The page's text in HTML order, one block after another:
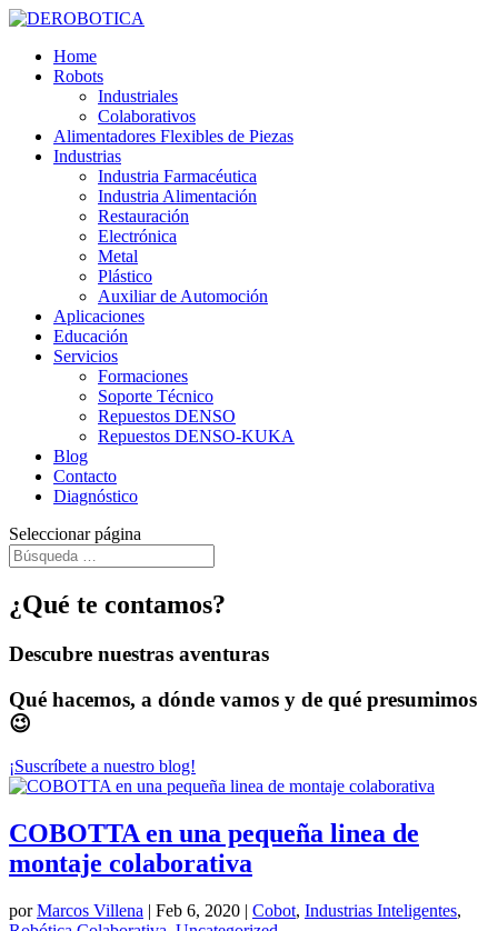
Home
Robots
Industriales
Colaborativos
Alimentadores Flexibles de Piezas
Industrias
Industria Farmacéutica
Industria Alimentación
Restauración
Electrónica
Metal
Plástico
Auxiliar de Automoción
Aplicaciones
Educación
Servicios
Formaciones
Soporte Técnico
Repuestos DENSO
Repuestos DENSO-KUKA
Blog
Contacto
Diagnóstico
Seleccionar página
¿Qué te contamos?
Descubre nuestras aventuras
Qué hacemos, a dónde vamos y de qué presumimos
😉
¡Suscríbete a nuestro blog!
COBOTTA en una pequeña linea de
montaje colaborativa
porMarcos Villena | Feb 6, 2020 | Cobot, Industrias Inteligentes,